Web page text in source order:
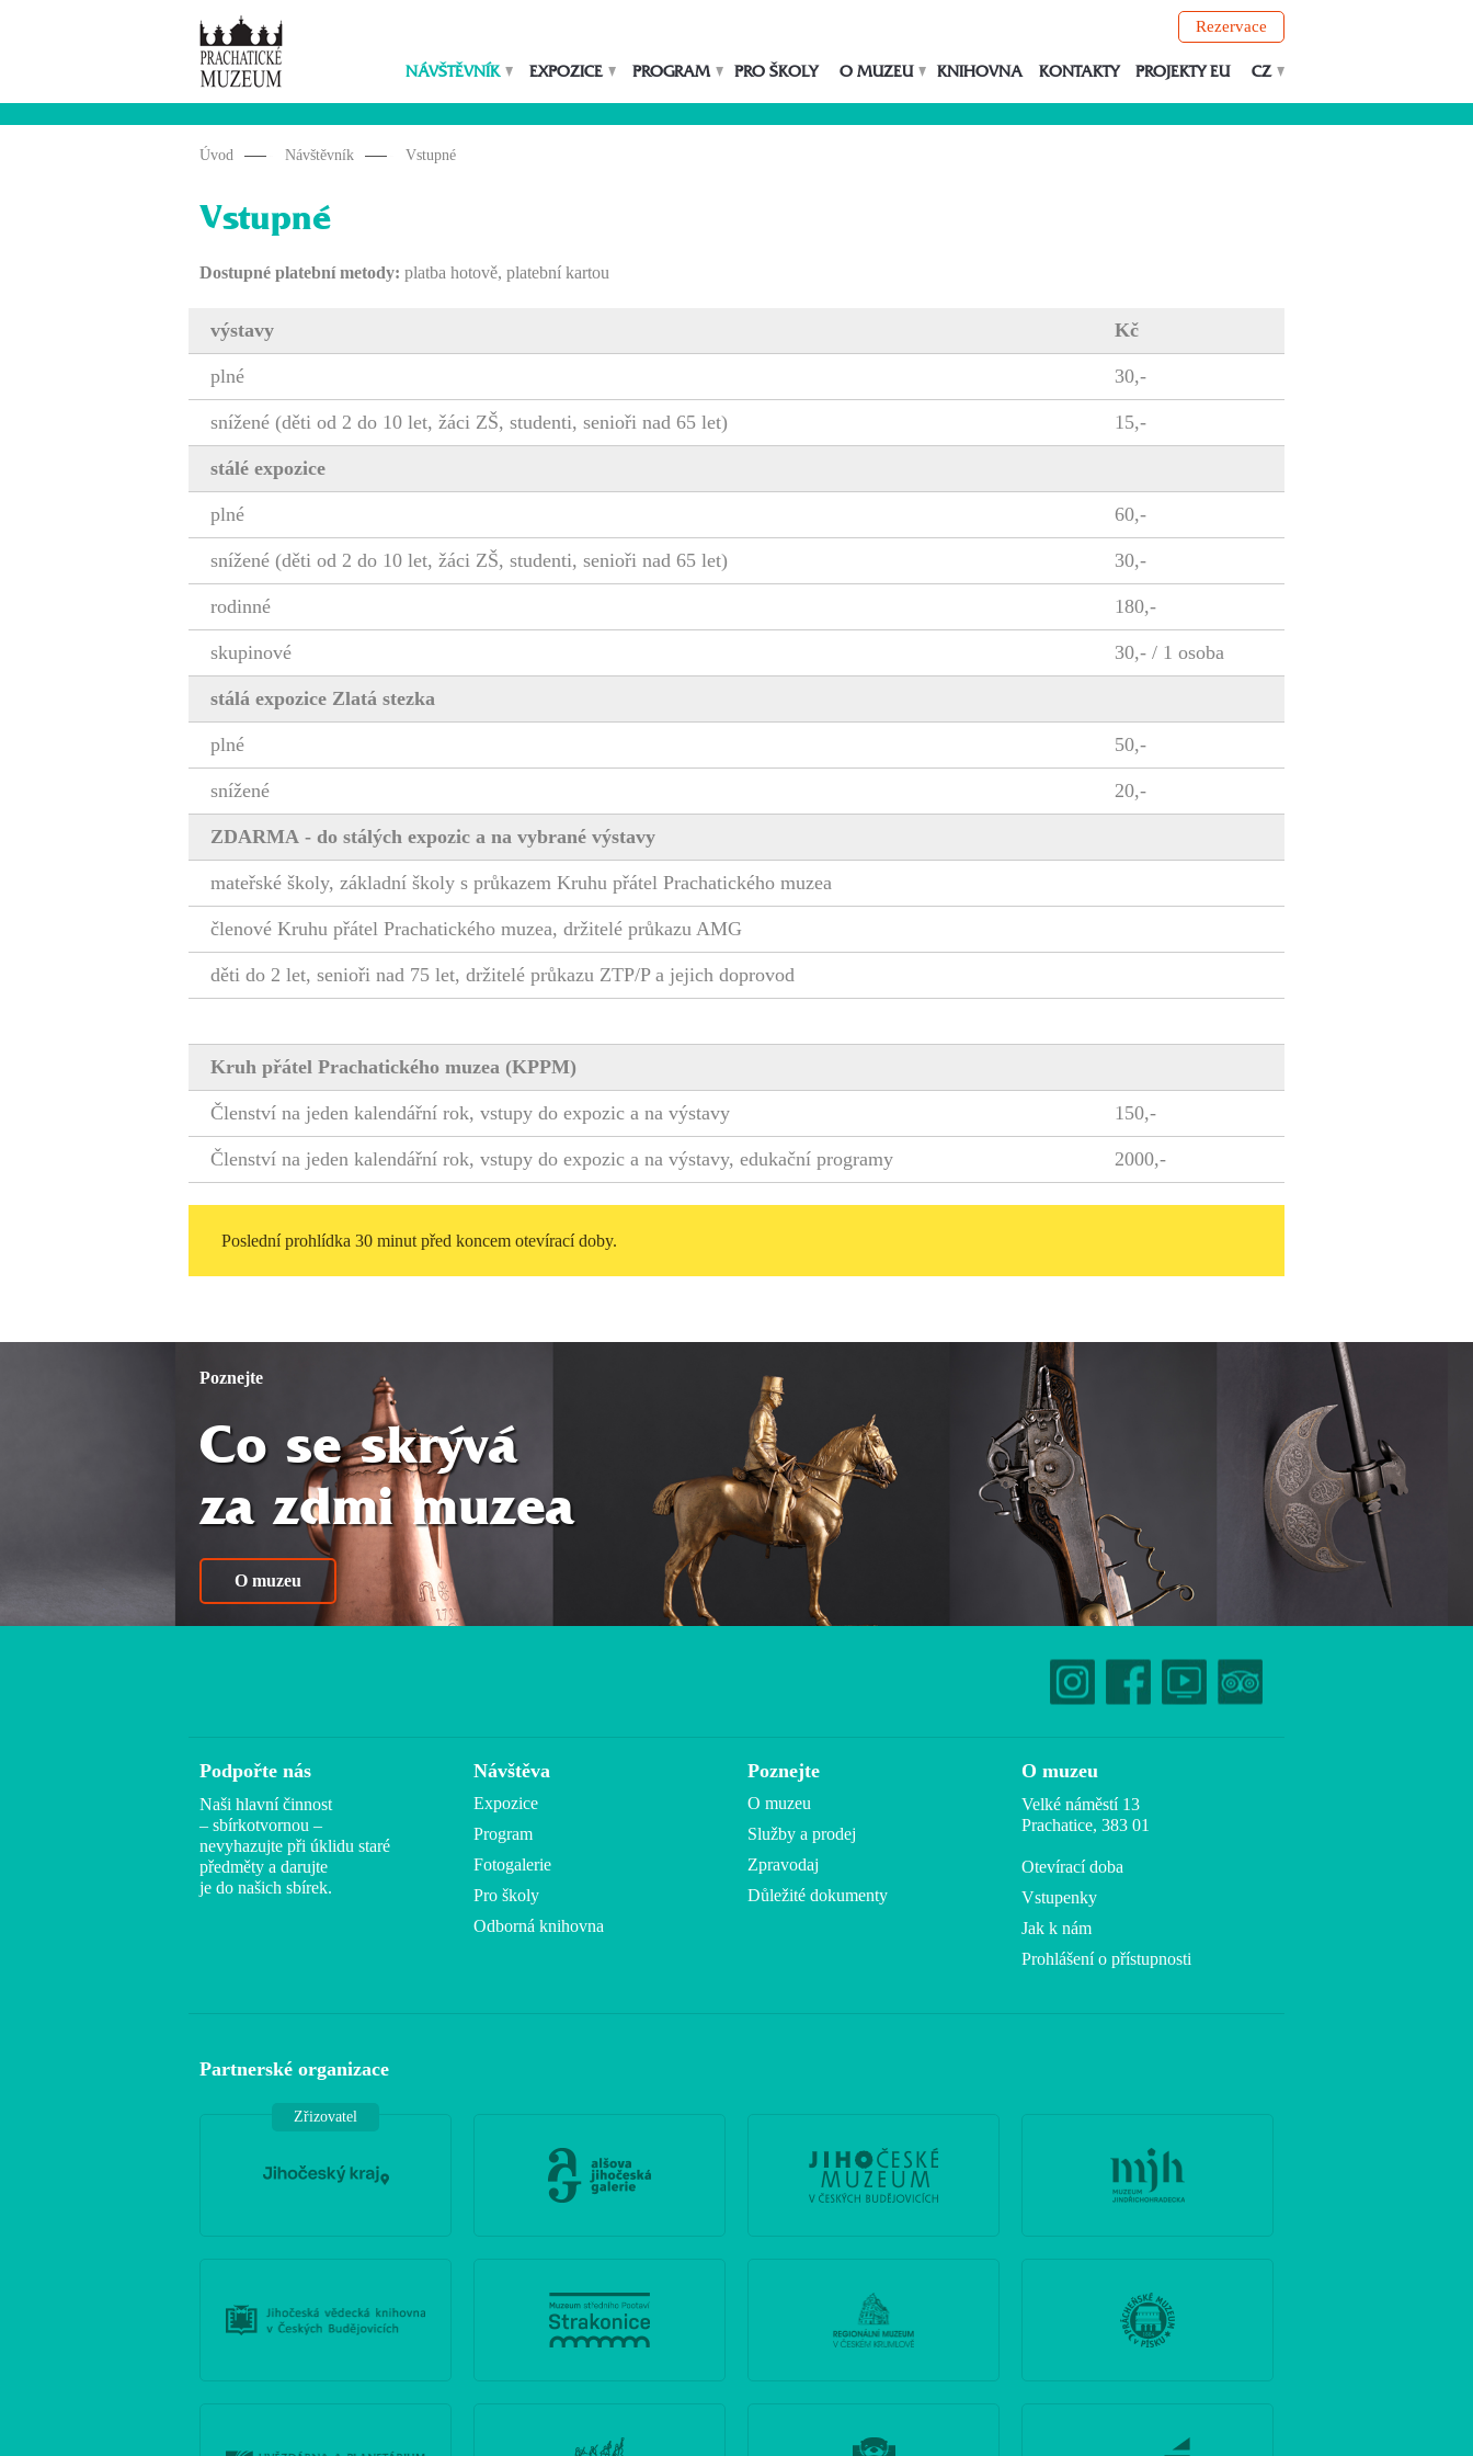
NÁVŠTĚVNÍK EXPOZICE PROGRAM PRO ŠKOLY O MUZEU KNIHOVNA KONTAKTY PROJEKTY EU CZ
Rezervace
Úvod Návštěvník Vstupné
Vstupné
Dostupné platební metody: platba hotově, platební kartou
výstavy Kč
plné 30,-
snížené (děti od 2 do 10 let, žáci ZŠ, studenti, senioři nad 65 let) 15,-
stálé expozice
plné 60,-
snížené (děti od 2 do 10 let, žáci ZŠ, studenti, senioři nad 65 let) 30,-
rodinné 180,-
skupinové 30,- / 1 osoba
stálá expozice Zlatá stezka
plné 50,-
snížené 20,-
ZDARMA - do stálých expozic a na vybrané výstavy
mateřské školy, základní školy s průkazem Kruhu přátel Prachatického muzea
členové Kruhu přátel Prachatického muzea, držitelé průkazu AMG
děti do 2 let, senioři nad 75 let, držitelé průkazu ZTP/P a jejich doprovod
Kruh přátel Prachatického muzea (KPPM)
Členství na jeden kalendářní rok, vstupy do expozic a na výstavy 150,-
Členství na jeden kalendářní rok, vstupy do expozic a na výstavy, edukační programy 2000,-
Poslední prohlídka 30 minut před koncem otevírací doby.
Poznejte
Co se skrývá
za zdmi muzea
O muzeu
Podpořte nás
Naši hlavní činnost
– sbírkotvornou –
nevyhazujte při úklidu staré
předměty a darujte
je do našich sbírek.
Návštěva
Expozice
Program
Fotogalerie
Pro školy
Odborná knihovna
Poznejte
O muzeu
Služby a prodej
Zpravodaj
Důležité dokumenty
O muzeu
Velké náměstí 13
Prachatice, 383 01
Otevírací doba
Vstupenky
Jak k nám
Prohlášení o přístupnosti
Partnerské organizace
Zřizovatel